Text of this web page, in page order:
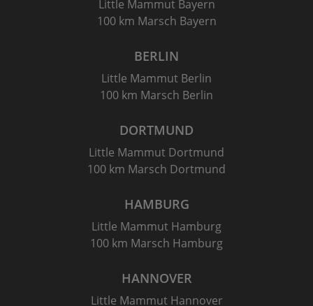
Little Mammut Bayern
100 km Marsch Bayern
BERLIN
Little Mammut Berlin
100 km Marsch Berlin
DORTMUND
Little Mammut Dortmund
100 km Marsch Dortmund
HAMBURG
Little Mammut Hamburg
100 km Marsch Hamburg
HANNOVER
Little Mammut Hannover